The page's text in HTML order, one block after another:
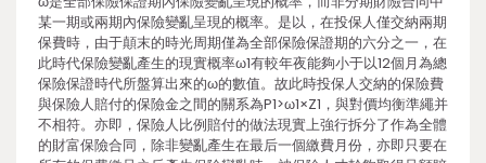
某一期或兩期內保險變亂呈現的概率。是以，在投保人僅交納兩期
保費時，由于顛末的時光周期僅為全部保險保證期的六分之一，在
此時代保險變亂產生的現實概率ω1有較年夜能夠小于以12個月為總
保險保證時代所盤算出來的ω的數值。故此時投保人交納的保險費
與保險人賠付的保險金之間的關系為P1>ω1×Z1，與對價均衡準繩并
不相符。亦即，保險人比例賠付的做法現實上強行拆分了作為全體
的財富保險合同，除非變亂產生在最后一個繳費月份，亦即只要在